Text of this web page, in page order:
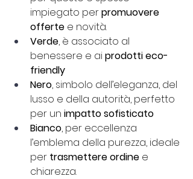
impiegato per promuovere
offerte e novità.
Verde, è associato al
benessere e ai prodotti eco-
friendly
Nero, simbolo dell’eleganza, del
lusso e della autorità, perfetto
per un impatto sofisticato
Bianco, per eccellenza
l’emblema della purezza, ideale
per trasmettere ordine e
chiarezza.